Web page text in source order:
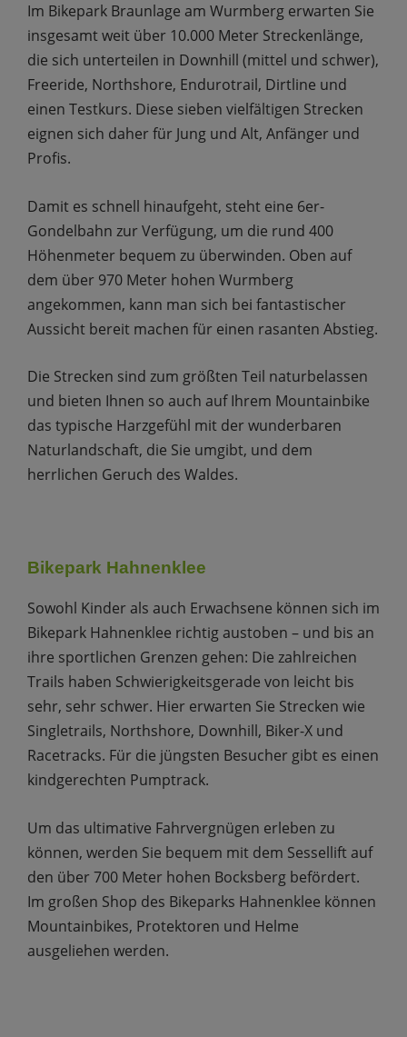
Im Bikepark Braunlage am Wurmberg erwarten Sie
insgesamt weit über 10.000 Meter Streckenlänge,
die sich unterteilen in Downhill (mittel und schwer),
Freeride, Northshore, Endurotrail, Dirtline und
einen Testkurs. Diese sieben vielfältigen Strecken
eignen sich daher für Jung und Alt, Anfänger und
Profis.
Damit es schnell hinaufgeht, steht eine 6er-
Gondelbahn zur Verfügung, um die rund 400
Höhenmeter bequem zu überwinden. Oben auf
dem über 970 Meter hohen Wurmberg
angekommen, kann man sich bei fantastischer
Aussicht bereit machen für einen rasanten Abstieg.
Die Strecken sind zum größten Teil naturbelassen
und bieten Ihnen so auch auf Ihrem Mountainbike
das typische Harzgefühl mit der wunderbaren
Naturlandschaft, die Sie umgibt, und dem
herrlichen Geruch des Waldes.
Bikepark Hahnenklee
Sowohl Kinder als auch Erwachsene können sich im
Bikepark Hahnenklee richtig austoben – und bis an
ihre sportlichen Grenzen gehen: Die zahlreichen
Trails haben Schwierigkeitsgerade von leicht bis
sehr, sehr schwer. Hier erwarten Sie Strecken wie
Singletrails, Northshore, Downhill, Biker-X und
Racetracks. Für die jüngsten Besucher gibt es einen
kindgerechten Pumptrack.
Um das ultimative Fahrvergnügen erleben zu
können, werden Sie bequem mit dem Sessellift auf
den über 700 Meter hohen Bocksberg befördert.
Im großen Shop des Bikeparks Hahnenklee können
Mountainbikes, Protektoren und Helme
ausgeliehen werden.